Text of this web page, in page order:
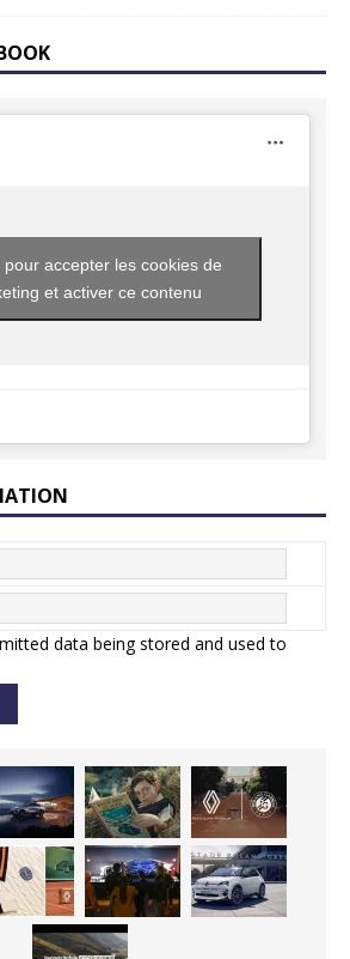
pour accepter les cookies de
et activer ce contenu
data being stored and used to